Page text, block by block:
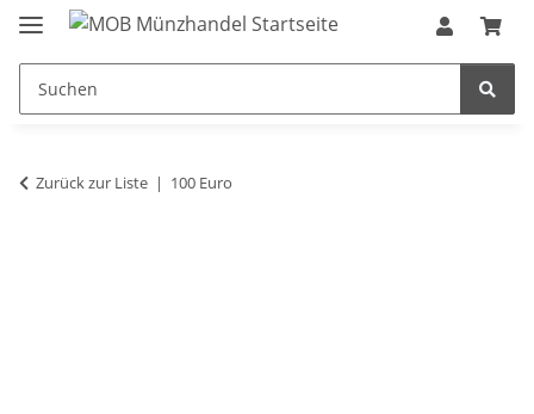
Zurück zur Liste 100 Euro